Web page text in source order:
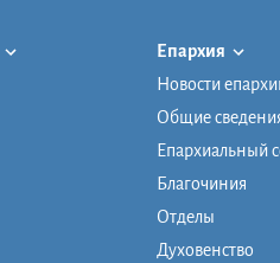
Епархия
Новости
Общие
Епархиальный
Благочиния
Отделы
Духовенство